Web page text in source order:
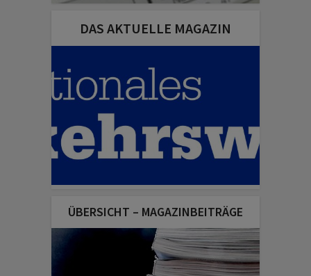
DAS AKTUELLE MAGAZIN
ÜBERSICHT – MAGAZINBEITRÄGE